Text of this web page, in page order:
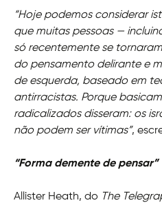
“Hoje podemos considerar
que muitas pessoas —
só recentemente se
do pensamento delirante e
de esquerda, baseado em
antirracistas. Porque
radicalizados disseram: os
não podem ser vítimas”,
“Forma demente de pensar”
Allister Heath, do The